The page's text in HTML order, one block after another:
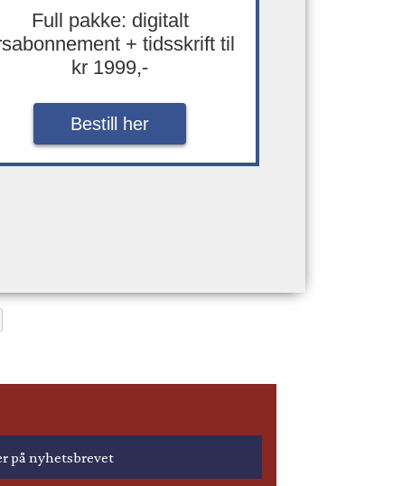
Full pakke: digitalt
+ tidsskrift til
kr 1999,-
Bestill her